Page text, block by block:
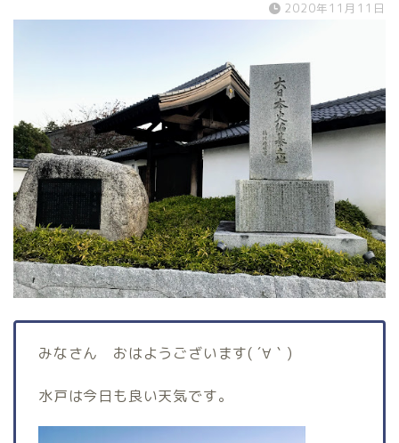
2020年11月11日
みなさん おはようございます( ´∀｀)
水戸は今日も良い天気です。